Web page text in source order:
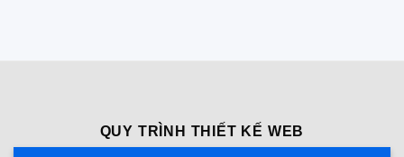
QUY TRÌNH THIẾT KẾ WEB